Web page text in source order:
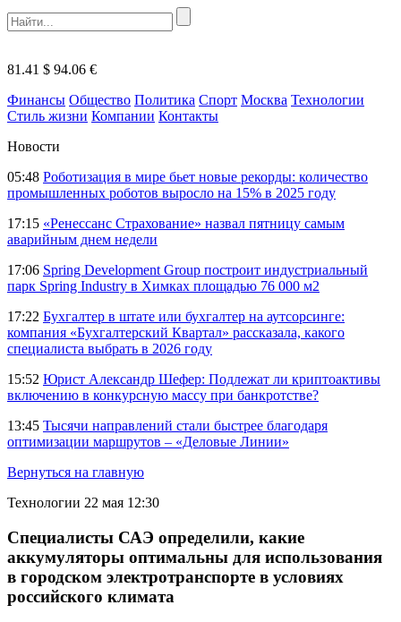
81.41 $ 94.06 €
Финансы Общество Политика Спорт Москва Технологии
Стиль жизни Компании Контакты
Новости
05:48 Роботизация в мире бьет новые рекорды: количество
промышленных роботов выросло на 15% в 2025 году
17:15 «Ренессанс Страхование» назвал пятницу самым
аварийным днем недели
17:06 Spring Development Group построит индустриальный
парк Spring Industry в Химках площадью 76 000 м2
17:22 Бухгалтер в штате или бухгалтер на аутсорсинге:
компания «Бухгалтерский Квартал» рассказала, какого
специалиста выбрать в 2026 году
15:52 Юрист Александр Шефер: Подлежат ли криптоактивы
включению в конкурсную массу при банкротстве?
13:45 Тысячи направлений стали быстрее благодаря
оптимизации маршрутов – «Деловые Линии»
Вернуться на главную
Технологии 22 мая 12:30
Специалисты САЭ определили, какие
аккумуляторы оптимальны для использования
в городском электротранспорте в условиях
российского климата